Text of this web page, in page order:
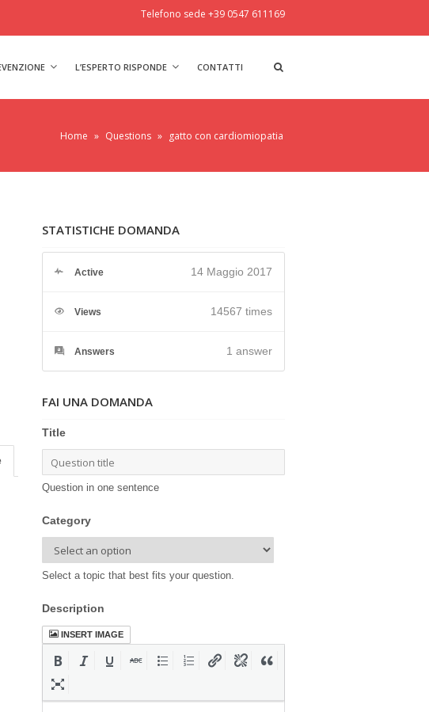
Telefono sede +39 0547 611169
L’ESPERTO RISPONDE CONTATTI
Home » Questions » gatto con cardiomiopatia
STATISTICHE DOMANDA
Active 14 Maggio 2017
Views 14567 times
Answers 1 answer
FAI UNA DOMANDA
Title
Question in one sentence
Category
Select a topic that best fits your question.
Description
INSERT IMAGE